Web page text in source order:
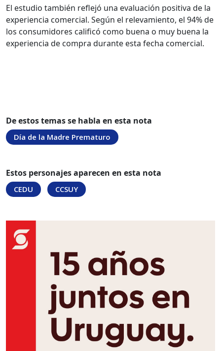
El estudio también reflejó una evaluación positiva de la
experiencia comercial. Según el relevamiento, el 94% de
los consumidores calificó como buena o muy buena la
experiencia de compra durante esta fecha comercial.
De estos temas se habla en esta nota
Día de la Madre Prematuro
Estos personajes aparecen en esta nota
CEDU CCSUY